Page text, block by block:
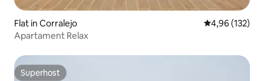
Flat in Corralejo Gemiddelde
4,96 (132)
Apartament Relax
Superhost
Superhost